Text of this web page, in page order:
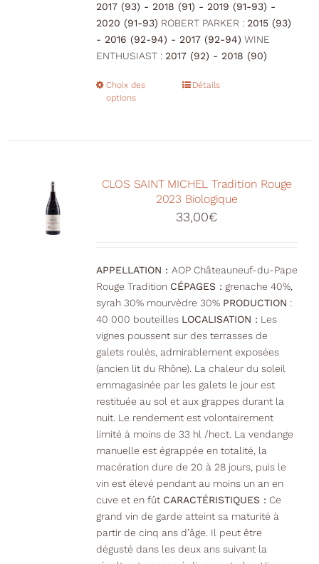
2017 (93) - 2018 (91) - 2019 (91-93) -
2020 (91-93) ROBERT PARKER : 2015 (93)
- 2016 (92-94) - 2017 (92-94) WINE
ENTHUSIAST : 2017 (92) - 2018 (90)
Choix des
options
Ce
options
peuvent
être
la
page
du
produit
Détails
CLOS SAINT MICHEL Tradition Rouge
2023 Biologique
33,00€
APPELLATION : AOP Châteauneuf-du-Pape
Rouge Tradition CÉPAGES : grenache 40%,
syrah 30% mourvèdre 30% PRODUCTION :
40 000 bouteilles LOCALISATION : Les
vignes poussent sur des terrasses de
galets roulés, admirablement exposées
(ancien lit du Rhône). La chaleur du soleil
emmagasinée par les galets le jour est
restituée au sol et aux grappes durant la
nuit. Le rendement est volontairement
limité à moins de 33 hl /hect. La vendange
manuelle est égrappée en totalité, la
macération dure de 20 à 28 jours, puis le
vin est élevé pendant au moins un an en
cuve et en fût CARACTÉRISTIQUES : Ce
grand vin de garde atteint sa maturité à
partir de cinq ans d’âge. Il peut être
dégusté dans les deux ans suivant la